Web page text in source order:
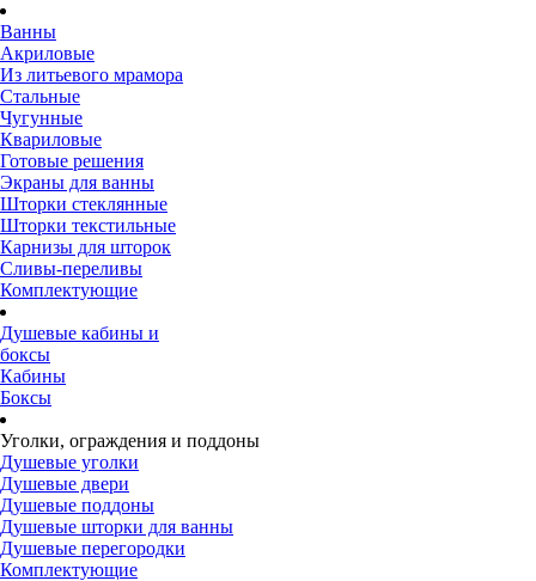
Ванны
Акриловые
Из литьевого мрамора
Стальные
Чугунные
Квариловые
Готовые решения
Экраны для ванны
Шторки стеклянные
Шторки текстильные
Карнизы для шторок
Сливы-переливы
Комплектующие
Душевые кабины и
боксы
Кабины
Боксы
Уголки, ограждения и поддоны
Душевые уголки
Душевые двери
Душевые поддоны
Душевые шторки для ванны
Душевые перегородки
Комплектующие